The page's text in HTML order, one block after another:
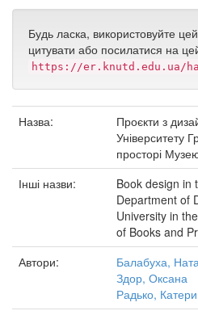
Будь ласка, використовуйте
цитувати або посилатися на
https://er.knutd.edu.ua/
Назва:
Проєкти з
Університету
просторі
Інші назви:
Book design in
Department of
University in
of Books and
Автори:
Балабуха,
Здор, Оксана
Радько,